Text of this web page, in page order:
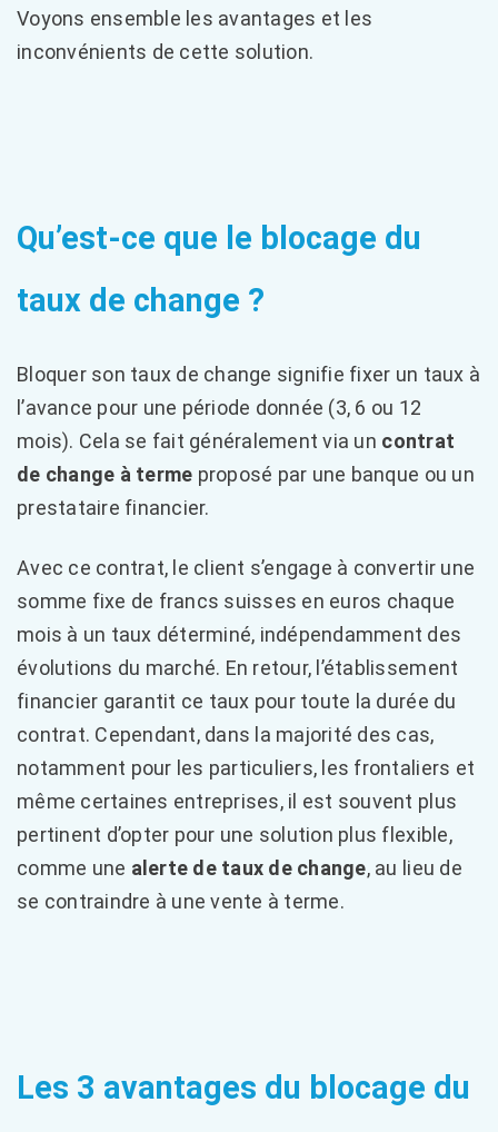
Voyons ensemble les avantages et les
inconvénients de cette solution.
Qu’est-ce que le blocage du
taux de change ?
Bloquer son taux de change signifie fixer un taux à
l’avance pour une période donnée (3, 6 ou 12
mois). Cela se fait généralement via un contrat
de change à terme proposé par une banque ou un
prestataire financier.
Avec ce contrat, le client s’engage à convertir une
somme fixe de francs suisses en euros chaque
mois à un taux déterminé, indépendamment des
évolutions du marché. En retour, l’établissement
financier garantit ce taux pour toute la durée du
contrat. Cependant, dans la majorité des cas,
notamment pour les particuliers, les frontaliers et
même certaines entreprises, il est souvent plus
pertinent d’opter pour une solution plus flexible,
comme une alerte de taux de change, au lieu de
se contraindre à une vente à terme.
Les 3 avantages du blocage du